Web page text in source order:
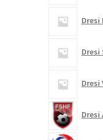
Dresi
Dresi
Dresi
Dresi